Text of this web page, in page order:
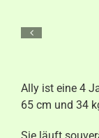
Ratgeber &
Kontakt
Ally ist eine 4
65 cm und 34